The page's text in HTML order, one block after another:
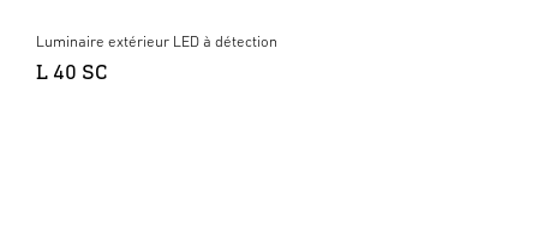
Luminaire extérieur LED à détection
L 40 SC